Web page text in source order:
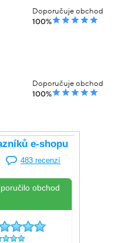
Doporučuje obchod
100%
Doporučuje obchod
100%